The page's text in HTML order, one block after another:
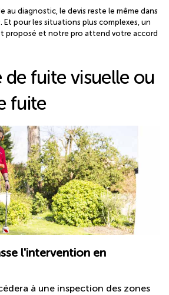
au diagnostic, le devis reste le même dans
Et pour les situations plus complexes, un
proposé et notre pro attend votre accord
de fuite visuelle ou
fuite
l'intervention en
à une inspection des zones